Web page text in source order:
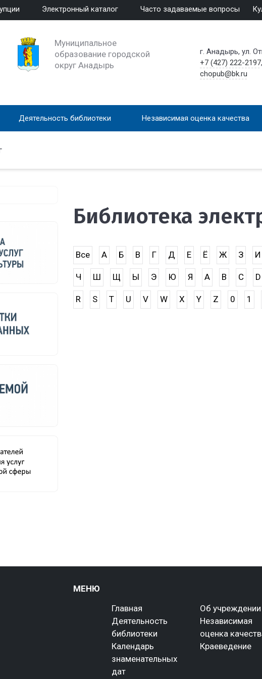
Электронный каталог Часто задаваемые вопросы
Муниципальное
образование городской
округ Анадырь
г. Анадырь, ул.
+7 (427) 222-2197
chopub@bk.ru
Деятельность библиотеки Независимая оценка качества
Библиотека
Все А Б В Г Д Е Ё Ж З И
Ч Ш Щ Ы Э Ю Я A B C D
R S T U V W X Y Z 0 1
МЕНЮ
Главная
Об учреждении
Деятельность
библиотеки
Независимая
оценка
Календарь
знаменательных
дат
Краеведение